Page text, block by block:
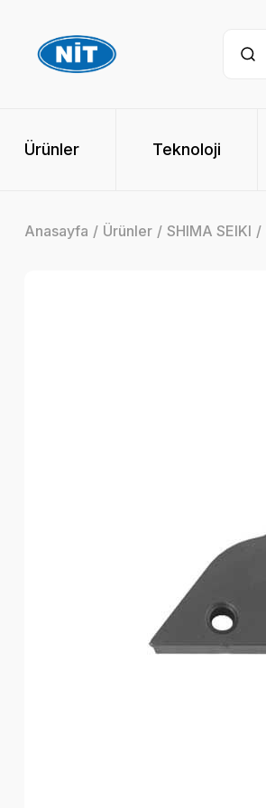
Ürünler Teknoloji
Anasayfa Ürünler SHIMA SEIKI